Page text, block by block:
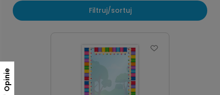
Filtruj/sortuj
Opinie